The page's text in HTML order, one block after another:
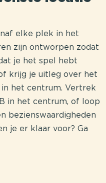
elke plek in het
zijn ontworpen zodat
je het spel hebt
krijg je uitleg over het
het centrum. Vertrek
in het centrum, of loop
bezienswaardigheden
je er klaar voor? Ga